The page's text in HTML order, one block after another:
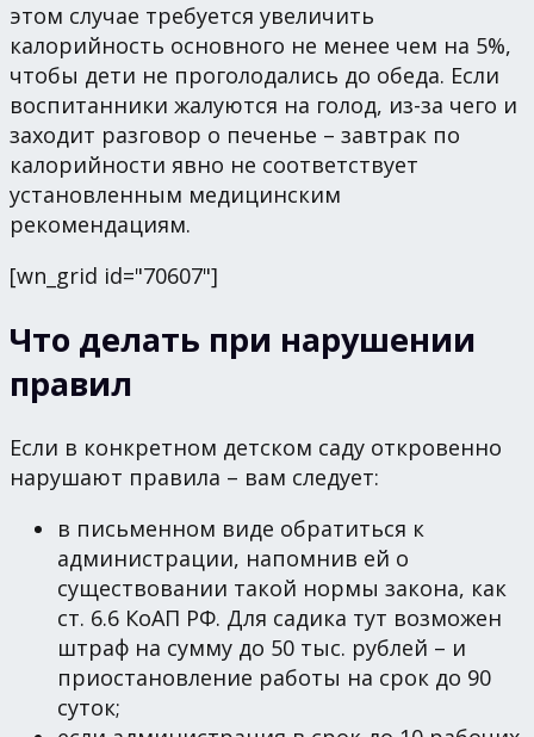
этом случае требуется увеличить
калорийность основного не менее чем на 5%,
чтобы дети не проголодались до обеда. Если
воспитанники жалуются на голод, из-за чего и
заходит разговор о печенье – завтрак по
калорийности явно не соответствует
установленным медицинским
рекомендациям.
[wn_grid id="70607"]
Что делать при нарушении
правил
Если в конкретном детском саду откровенно
нарушают правила – вам следует:
в письменном виде обратиться к
администрации, напомнив ей о
существовании такой нормы закона, как
ст. 6.6 КоАП РФ. Для садика тут возможен
штраф на сумму до 50 тыс. рублей – и
приостановление работы на срок до 90
суток;